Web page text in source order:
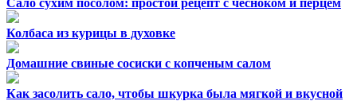
Сало сухим посолом: простой рецепт с чесноком и перцем
Колбаса из курицы в духовке
Домашние свиные сосиски с копченым салом
Как засолить сало, чтобы шкурка была мягкой и вкусной